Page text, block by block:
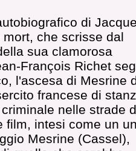
di
che scrisse dal
sua clamorosa
François Richet
l'ascesa di Mesrine
francese di
nelle strade
film, intesi come un
Mesrine (Cassel),